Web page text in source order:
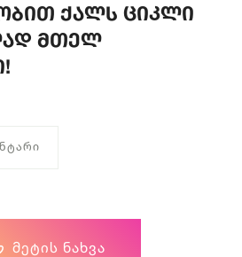
ქალს ციკლი
მთელ
ᲛᲔᲢᲘᲡ ᲜᲐᲮᲕᲐ